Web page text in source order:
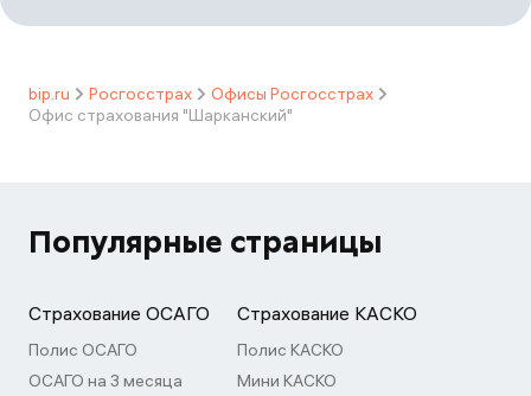
bip.ru Росгосстрах
Офисы Росгосстрах
Офис страхования "Шарканский"
Популярные страницы
Страхование ОСАГО
Полис ОСАГО
ОСАГО на 3 месяца
Страхование КАСКО
Полис КАСКО
Мини КАСКО